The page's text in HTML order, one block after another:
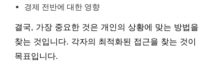
경제 전반에 대한 영향
결국, 가장 중요한 것은 개인의 상황에 맞는 방법을
찾는 것입니다. 각자의 최적화된 접근을 찾는 것이
목표입니다.